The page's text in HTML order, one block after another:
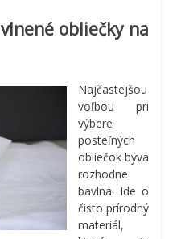
obliečky na
Najčastejšou
voľbou pri
výbere
posteľných
obliečok býva
rozhodne
bavlna. Ide o
čisto prírodný
materiál,